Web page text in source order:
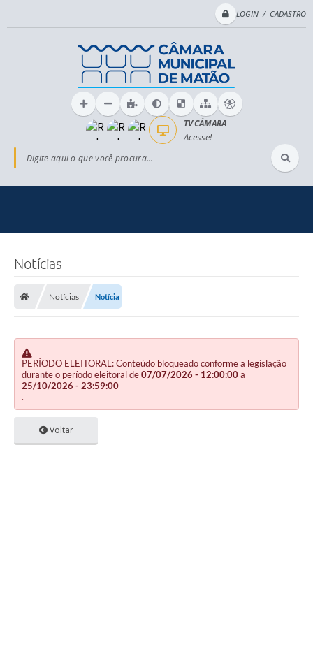
LOGIN / CADASTRO
Digite aqui o que você procura...
TV CÂMARA
Acesse!
Notícias
Notícias Notícia
PERÍODO ELEITORAL: Conteúdo bloqueado conforme a legislação
durante o período eleitoral de07/07/2026 - 12:00:00a
25/10/2026 - 23:59:00
.
Voltar